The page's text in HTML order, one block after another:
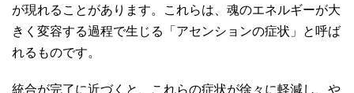
が現れることがあります。これらは、魂のエネルギーが大
きく変容する過程で生じる「アセンションの症状」と呼ば
れるものです。
統合が完了に近づくと、これらの症状が徐々に軽減し、や